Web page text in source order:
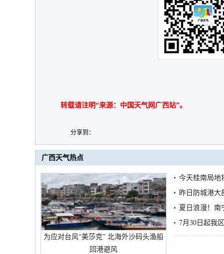
转载请注明“来源：中国天气网广西站”。
分享到：
广西天气热点
为应对台风“美莎克” 北海外沙码头渔船
回港避风
今天桂南局地
需继续防范
昨日防城港大
雨
夏日浪漫！南
7月30日起我